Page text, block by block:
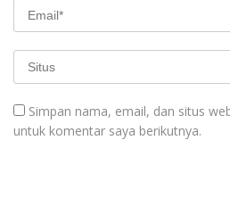
Simpan nama, email, dan situs
untuk komentar saya berikutnya.